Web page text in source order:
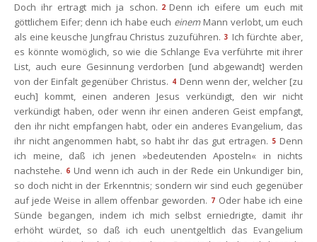
Doch ihr ertragt mich ja schon. 2 Denn ich eifere um euch mit
göttlichem Eifer; denn ich habe euch einem Mann verlobt, um euch
als eine keusche Jungfrau Christus zuzuführen. 3 Ich fürchte aber,
es könnte womöglich, so wie die Schlange Eva verführte mit ihrer
List, auch eure Gesinnung verdorben [und abgewandt] werden
von der Einfalt gegenüber Christus. 4 Denn wenn der, welcher [zu
euch] kommt, einen anderen Jesus verkündigt, den wir nicht
verkündigt haben, oder wenn ihr einen anderen Geist empfangt,
den ihr nicht empfangen habt, oder ein anderes Evangelium, das
ihr nicht angenommen habt, so habt ihr das gut ertragen. 5 Denn
ich meine, daß ich jenen »bedeutenden Aposteln« in nichts
nachstehe. 6 Und wenn ich auch in der Rede ein Unkundiger bin,
o doch nicht in der Erkenntnis; sondern wir sind euch gegenüber
auf jede Weise in allem offenbar geworden. 7 Oder habe ich eine
Sünde begangen, indem ich mich selbst erniedrigte, damit ihr
erhöht würdet, so daß ich euch unentgeltlich das Evangelium